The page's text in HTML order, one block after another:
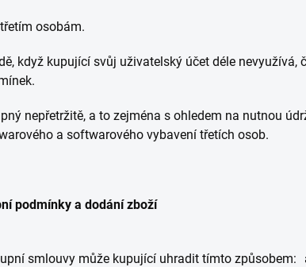
osobám.
když kupující svůj uživatelský účet déle nevyužívá,
nepřetržitě, a to zejména s ohledem na nutnou
a softwarového vybavení třetích osob.
podmínky a dodání zboží
smlouvy může kupující uhradit tímto způsobem: